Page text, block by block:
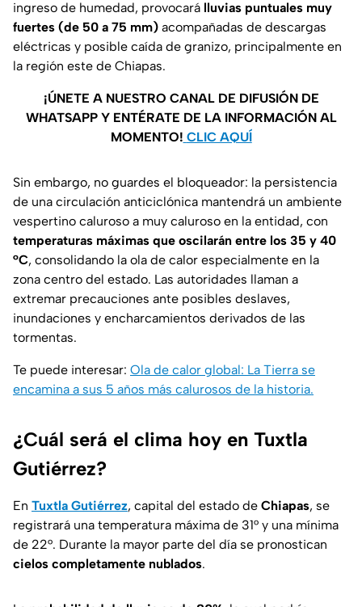
ingreso de humedad, provocará lluvias puntuales muy
fuertes (de 50 a 75 mm) acompañadas de descargas
eléctricas y posible caída de granizo, principalmente en
la región este de Chiapas.
¡ÚNETE A NUESTRO CANAL DE DIFUSIÓN DE
WHATSAPP Y ENTÉRATE DE LA INFORMACIÓN AL
MOMENTO! CLIC AQUÍ
Sin embargo, no guardes el bloqueador: la persistencia
de una circulación anticiclónica mantendrá un ambiente
vespertino caluroso a muy caluroso en la entidad, con
temperaturas máximas que oscilarán entre los 35 y 40
°C, consolidando la ola de calor especialmente en la
zona centro del estado. Las autoridades llaman a
extremar precauciones ante posibles deslaves,
inundaciones y encharcamientos derivados de las
tormentas.
Te puede interesar: Ola de calor global: La Tierra se
encamina a sus 5 años más calurosos de la historia.
¿Cuál será el clima hoy en Tuxtla
Gutiérrez?
En Tuxtla Gutiérrez, capital del estado de Chiapas, se
registrará una temperatura máxima de 31° y una mínima
de 22°. Durante la mayor parte del día se pronostican
cielos completamente nublados.